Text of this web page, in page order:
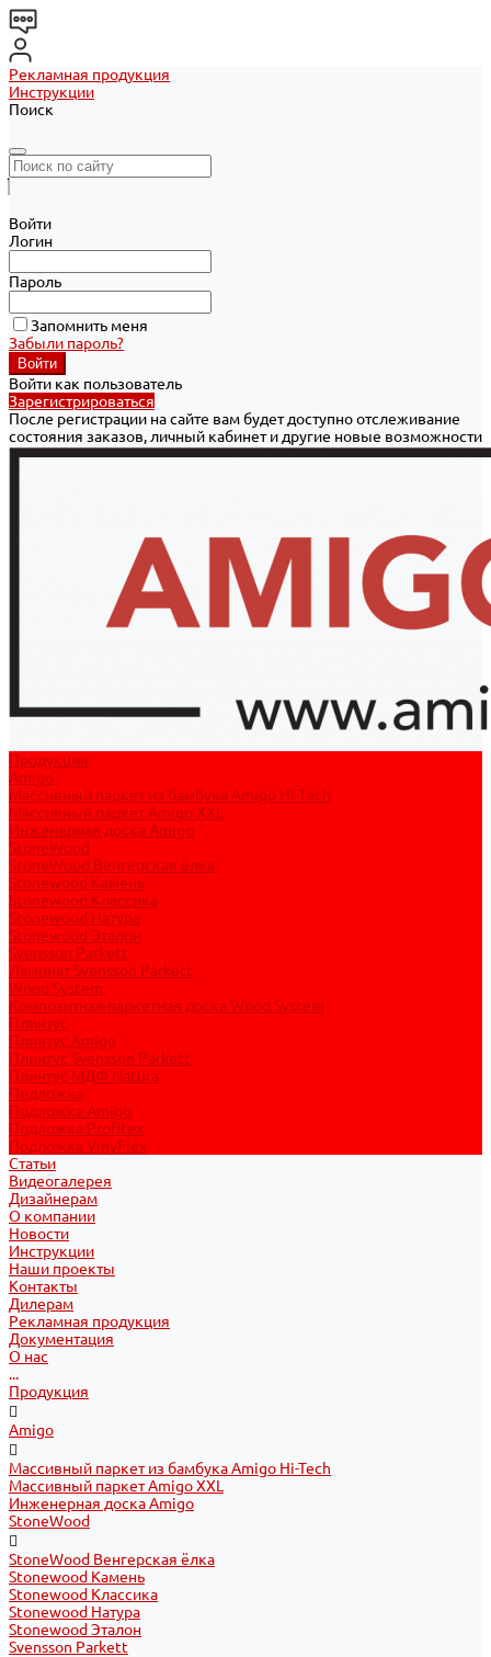
Рекламная продукция
Инструкции
Поиск
Войти
Логин
Пароль
Запомнить меня
Забыли пароль?
Войти как пользователь
Зарегистрироваться
После регистрации на сайте вам будет доступно отслеживание
состояния заказов, личный кабинет и другие новые возможности
Продукция
Amigo
Массивный паркет из бамбука Amigo Hi-Tech
Массивный паркет Amigo XXL
Инженерная доска Amigo
StoneWood
StoneWood Венгерская ёлка
Stonewood Камень
Stonewood Классика
Stonewood Натура
Stonewood Эталон
Svensson Parkett
Ламинат Svensson Parkett
Wood System
Композитная паркетная доска Wood System
Плинтус
Плинтус Amigo
Плинтус Svensson Parkett
Плинтус МДФ Natura
Подложка
Подложка Amigo
Подложка Profitex
Подложка VinyFlex
Статьи
Видеогалерея
Дизайнерам
О компании
Новости
Инструкции
Наши проекты
Контакты
Дилерам
Рекламная продукция
Документация
О нас
...
Продукция
Amigo
Массивный паркет из бамбука Amigo Hi-Tech
Массивный паркет Amigo XXL
Инженерная доска Amigo
StoneWood
StoneWood Венгерская ёлка
Stonewood Камень
Stonewood Классика
Stonewood Натура
Stonewood Эталон
Svensson Parkett